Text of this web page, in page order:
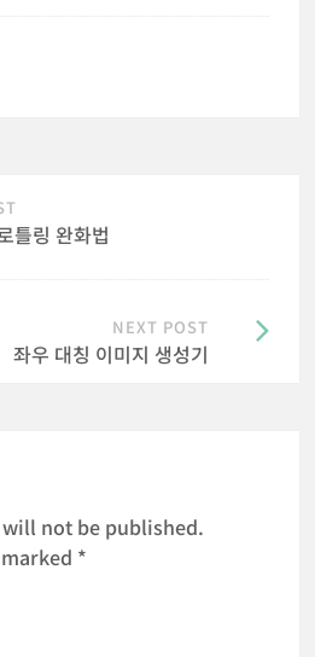
틀링 완화법
NEXT POST
좌우 대칭 이미지 생성기
not be published.
*